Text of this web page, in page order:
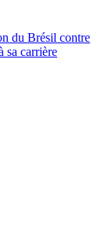
du Brésil contre
sa carrière